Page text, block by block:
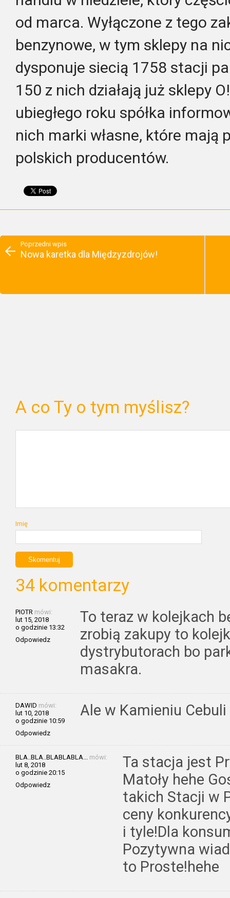
od marca. Wyłączone z tego
benzynowe, w tym sklepy na
dysponuje siecią 1758 stacji
150 z nich działają już sklepy
ubiegłego roku spółka
nich marki własne, które mają
polskich producentów.
Poprzedni wpis
Nowa karetka dla Międzyzdrojów!
A co Ty o tym myślisz?
Imię
34 komentarzy
PIOTR mówi:
lut 15, 2018
o godzinie 13:32
Odpowiedz
To teraz w kolejkach
zrobią zakupy to
dystrybutorach bo
masakra.
DAWID mówi:
lut 10, 2018
o godzinie 10:59
Odpowiedz
Ale w Kamieniu
BLA..BLA..BLABLABLA...
mówi:
lut 8, 2018
o godzinie 20:15
Odpowiedz
Ta stacja jest
Matoły hehe
takich Stacji w
ceny
i tyle!Dla
Pozytywna
to Proste!hehe